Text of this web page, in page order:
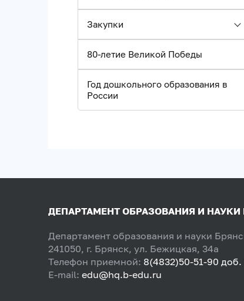
Закупки
80-летие Великой Победы
Год дошкольного образования в
России
ДЕПАРТАМЕНТ ОБРАЗОВАНИЯ И
Департамент образования и науки
241050, г. Брянск, ул. Бежицкая, 34а
Телефон приемной: 8(4832)50-51-90 доб.
E-mail: edu@hq.b-edu.ru